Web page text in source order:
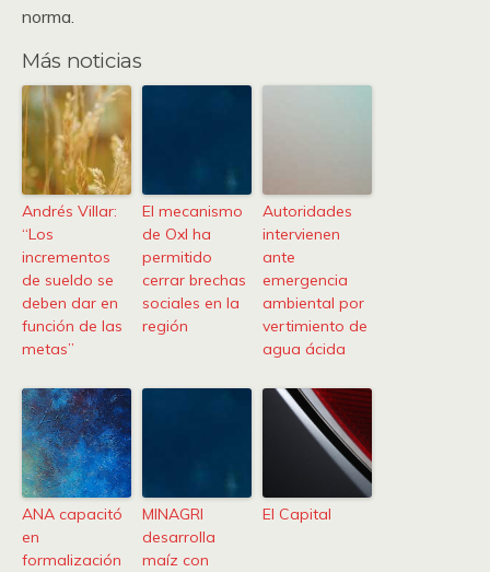
norma.
Más noticias
Andrés Villar:
“Los
incrementos
de sueldo se
deben dar en
función de las
metas”
El mecanismo
de OxI ha
permitido
cerrar brechas
sociales en la
región
Autoridades
intervienen
ante
emergencia
ambiental por
vertimiento de
agua ácida
ANA capacitó
en
formalización
MINAGRI
desarrolla
maíz con
El Capital